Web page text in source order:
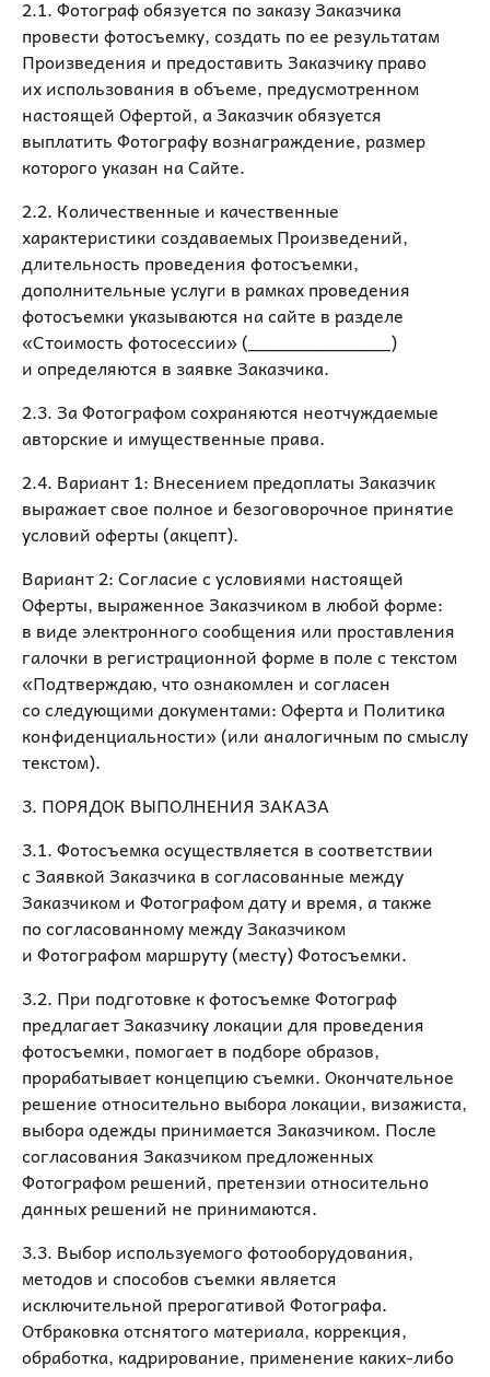
2.1. Фотограф обязуется по заказу Заказчика
провести фотосъемку, создать по ее результатам
Произведения и предоставить Заказчику право
их использования в объеме, предусмотренном
настоящей Офертой, а Заказчик обязуется
выплатить Фотографу вознаграждение, размер
которого указан на Сайте.
2.2. Количественные и качественные
характеристики создаваемых Произведений,
длительность проведения фотосъемки,
дополнительные услуги в рамках проведения
фотосъемки указываются на сайте в разделе
«Стоимость фотосессии» (_____________)
и определяются в заявке Заказчика.
2.3. За Фотографом сохраняются неотчуждаемые
авторские и имущественные права.
2.4. Вариант 1: Внесением предоплаты Заказчик
выражает свое полное и безоговорочное принятие
условий оферты (акцепт).
Вариант 2: Согласие с условиями настоящей
Оферты, выраженное Заказчиком в любой форме:
в виде электронного сообщения или проставления
галочки в регистрационной форме в поле с текстом
«Подтверждаю, что ознакомлен и согласен
со следующими документами: Оферта и Политика
конфиденциальности» (или аналогичным по смыслу
текстом).
3. ПОРЯДОК ВЫПОЛНЕНИЯ ЗАКАЗА
3.1. Фотосъемка осуществляется в соответствии
с Заявкой Заказчика в согласованные между
Заказчиком и Фотографом дату и время, а также
по согласованному между Заказчиком
и Фотографом маршруту (месту) Фотосъемки.
3.2. При подготовке к фотосъемке Фотограф
предлагает Заказчику локации для проведения
фотосъемки, помогает в подборе образов,
прорабатывает концепцию съемки. Окончательное
решение относительно выбора локации, визажиста,
выбора одежды принимается Заказчиком. После
согласования Заказчиком предложенных
Фотографом решений, претензии относительно
данных решений не принимаются.
3.3. Выбор используемого фотооборудования,
методов и способов съемки является
исключительной прерогативой Фотографа.
Отбраковка отснятого материала, коррекция,
обработка, кадрирование, применение каких-либо